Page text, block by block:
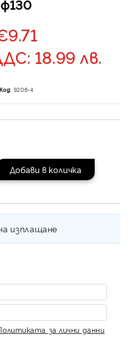
ф130
18.99 лв.
Код: 9206-4
изплащане
оскъпяване. За
до 400 лв. / €204,52
Плащане на 4 вноски.
се разделя на 3 равни
без оскъпяване. За
/ €1022.61
за лични данни